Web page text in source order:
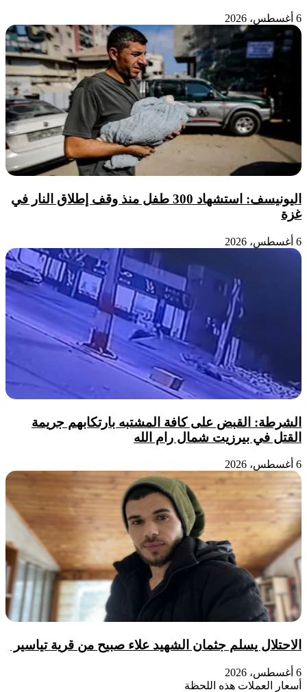
6 أغسطس، 2026
اليونيسف: استشهاد 300 طفل منذ وقف إطلاق النار في
غزة
6 أغسطس، 2026
الشرطة: القبض على كافة المشتبه بارتكابهم جريمة
القتل في بيرزيت شمال رام الله
6 أغسطس، 2026
الاحتلال يسلم جثمان الشهيد علاء صبيح من قرية تياسير
6 أغسطس، 2026
أسعار العملات هذه اللحظة